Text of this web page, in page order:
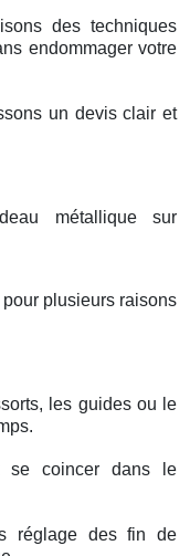
des techniques
endommager votre
un devis clair et
métallique sur
plusieurs raisons
les guides ou le
se coincer dans le
réglage des fin de